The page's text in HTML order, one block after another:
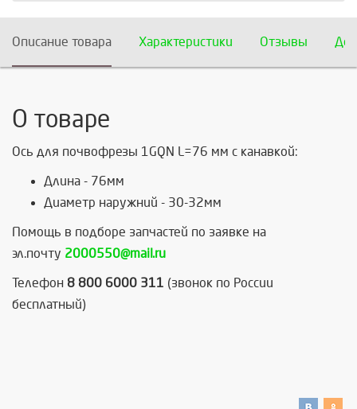
Описание товара Характеристики Отзывы
О товаре
Ось для почвофрезы 1GQN L=76 мм с канавкой:
Длина - 76мм
Диаметр наружний - 30-32мм
Помощь в подборе запчастей по заявке на
эл.почту 2000550@mail.ru
Телефон 8 800 6000 311 (звонок по России
бесплатный)